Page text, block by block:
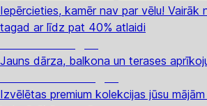
Iepērcieties, kamēr nav par vēlu! Vairāk
tagad ar līdz pat 40% atlaidi
Jauns dārza, balkona un terases
Izvēlētas premium kolekcijas jūsu